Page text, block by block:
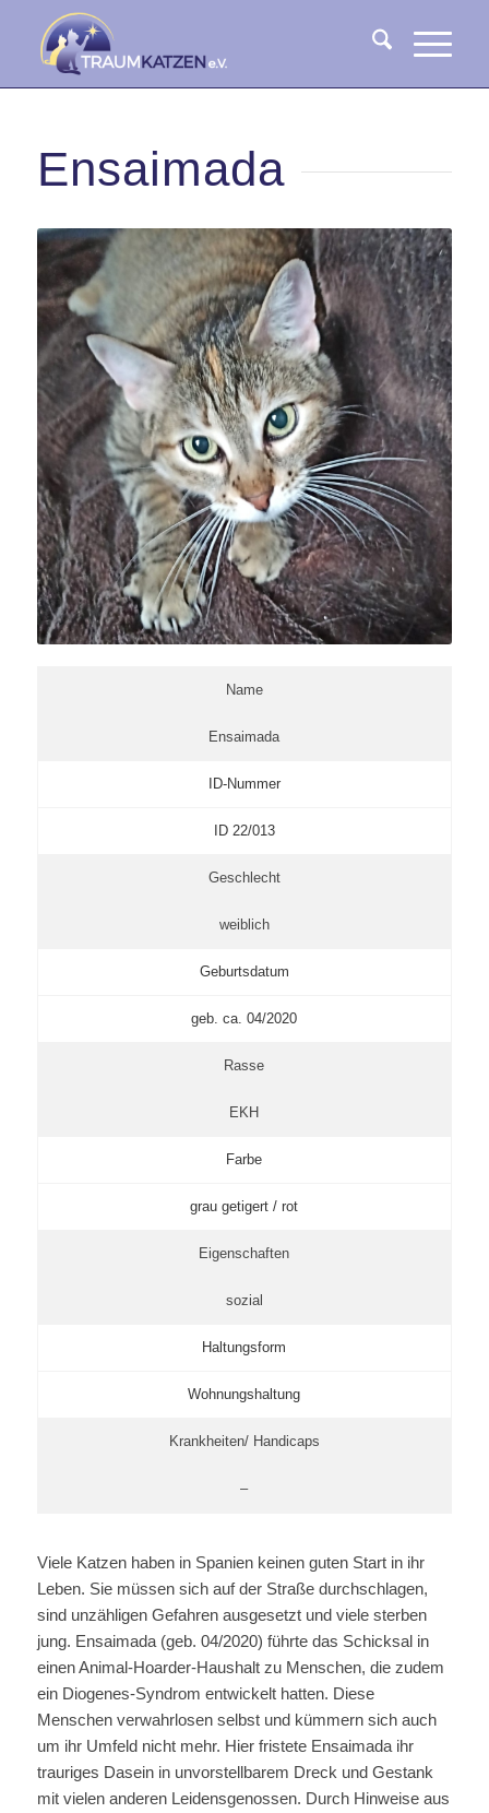
Ensaimada
Name
Ensaimada
ID-Nummer
ID 22/013
Geschlecht
weiblich
Geburtsdatum
geb. ca. 04/2020
Rasse
EKH
Farbe
grau getigert / rot
Eigenschaften
sozial
Haltungsform
Wohnungshaltung
Krankheiten/ Handicaps
–
Viele Katzen haben in Spanien keinen guten Start in ihr
Leben. Sie müssen sich auf der Straße durchschlagen,
sind unzähligen Gefahren ausgesetzt und viele sterben
jung. Ensaimada (geb. 04/2020) führte das Schicksal in
einen Animal-Hoarder-Haushalt zu Menschen, die zudem
ein Diogenes-Syndrom entwickelt hatten. Diese
Menschen verwahrlosen selbst und kümmern sich auch
um ihr Umfeld nicht mehr. Hier fristete Ensaimada ihr
trauriges Dasein in unvorstellbarem Dreck und Gestank
mit vielen anderen Leidensgenossen. Durch Hinweise aus